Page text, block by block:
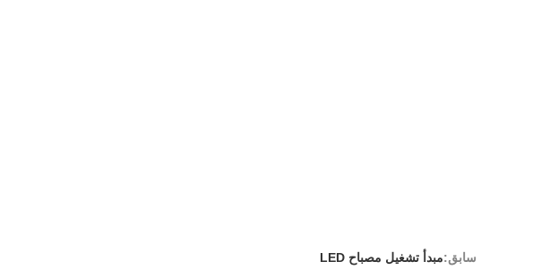
سابق:مبدأ تشغيل مصباح LED